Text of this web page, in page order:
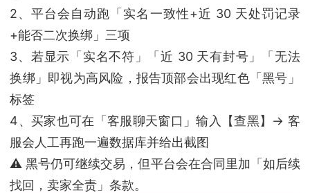
2、平台会自动跑「实名一致性+近 30 天处罚记录
+能否二次换绑」三项
3、若显示「实名不符」「近 30 天有封号」「无法
换绑」即视为高风险，报告顶部会出现红色「黑号」
标签
4、买家也可在「客服聊天窗口」输入【查黑】→ 客
服会人工再跑一遍数据库并给出截图
⚠️ 黑号仍可继续交易，但平台会在合同里加「如后续
找回，卖家全责」条款。